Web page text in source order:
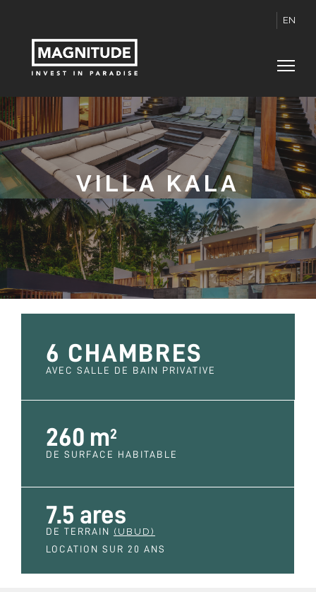
EN
VILLA KALA
7.5 ares
DE TERRAIN (UBUD)
LOCATION SUR 20 ANS
260 m2
DE SURFACE HABITABLE
6 CHAMBRES
AVEC SALLE DE BAIN PRIVATIVE